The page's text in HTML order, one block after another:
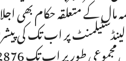
مال کے متعلقہ حکام
لینڈسٹیلمنٹ پر اب تک